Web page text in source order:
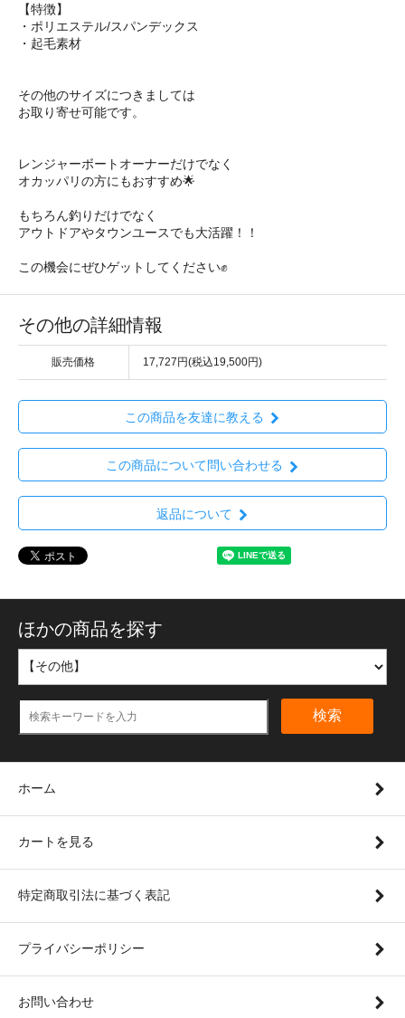
【特徴】
・ポリエステル/スパンデックス
・起毛素材
その他のサイズにつきましては
お取り寄せ可能です。
レンジャーボートオーナーだけでなく
オカッパリの方にもおすすめ🌟
もちろん釣りだけでなく
アウトドアやタウンユースでも大活躍！！
この機会にぜひゲットしてください✊
その他の詳細情報
販売価格 17,727円(税込19,500円)
この商品を友達に教える
この商品について問い合わせる
返品について
ほかの商品を探す
検索
ホーム
カートを見る
特定商取引法に基づく表記
プライバシーポリシー
お問い合わせ